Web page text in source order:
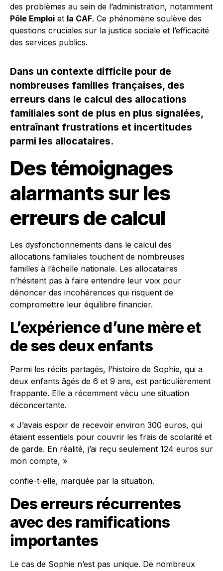
des problèmes au sein de l’administration, notamment
Pôle Emploi et la CAF. Ce phénomène soulève des
questions cruciales sur la justice sociale et l’efficacité
des services publics.
Dans un contexte difficile pour de
nombreuses familles françaises, des
erreurs dans le calcul des allocations
familiales sont de plus en plus signalées,
entraînant frustrations et incertitudes
parmi les allocataires.
Des témoignages
alarmants sur les
erreurs de calcul
Les dysfonctionnements dans le calcul des
allocations familiales touchent de nombreuses
familles à l’échelle nationale. Les allocataires
n’hésitent pas à faire entendre leur voix pour
dénoncer des incohérences qui risquent de
compromettre leur équilibre financier.
L’expérience d’une mère et
de ses deux enfants
Parmi les récits partagés, l’histoire de Sophie, qui a
deux enfants âgés de 6 et 9 ans, est particulièrement
frappante. Elle a récemment vécu une situation
déconcertante.
« J’avais espoir de recevoir environ 300 euros, qui
étaient essentiels pour couvrir les frais de scolarité et
de garde. En réalité, j’ai reçu seulement 124 euros sur
mon compte, »
confie-t-elle, marquée par la situation.
Des erreurs récurrentes
avec des ramifications
importantes
Le cas de Sophie n’est pas unique. De nombreux